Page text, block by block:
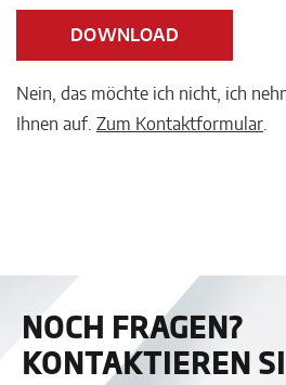
DOWNLOAD
Nein, das möchte ich nicht, ich
Ihnen auf. Zum Kontaktformular.
NOCH FRAGEN?
KONTAKTIEREN